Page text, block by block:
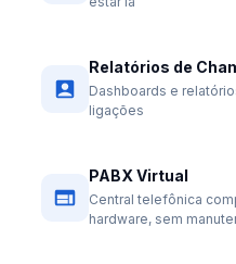
Relatórios de
Dashboards e
ligações
PABX Virtual
Central telefônica
hardware, sem